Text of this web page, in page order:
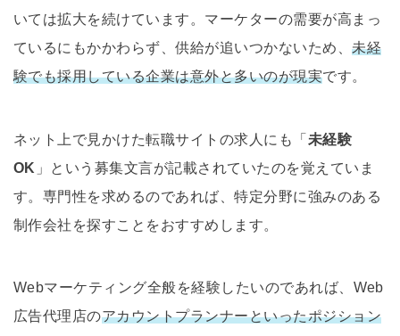
いては拡大を続けています。マーケターの需要が高まっ
ているにもかかわらず、供給が追いつかないため、未経
験でも採用している企業は意外と多いのが現実です。
ネット上で見かけた転職サイトの求人にも「 未経験
OK 」という募集文言が記載されていたのを覚えていま
す。専門性を求めるのであれば、特定分野に強みのある
制作会社を探すことをおすすめします。
Webマーケティング全般を経験したいのであれば、Web
広告代理店のアカウントプランナーといったポジション